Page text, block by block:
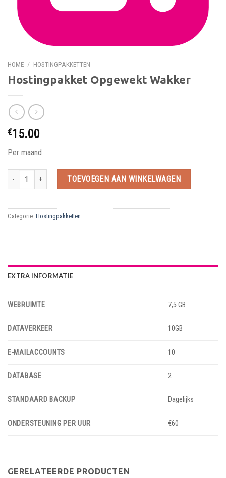
HOME / HOSTINGPAKKETTEN
Hostingpakket Opgewekt Wakker
€15.00
Per maand
Hostingpakket Opgewekt Wakker hoeveelheid
TOEVOEGEN AAN WINKELWAGEN
Categorie: Hostingpakketten
EXTRA INFORMATIE
WEBRUIMTE 7,5 GB
DATAVERKEER 10GB
E-MAILACCOUNTS 10
DATABASE 2
STANDAARD BACKUP Dagelijks
ONDERSTEUNING PER UUR €60
GERELATEERDE PRODUCTEN